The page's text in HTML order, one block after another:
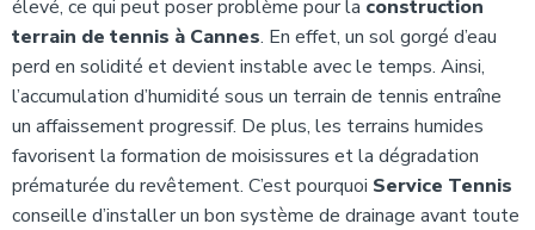
élevé, ce qui peut poser problème pour la construction
terrain de tennis à Cannes. En effet, un sol gorgé d’eau
perd en solidité et devient instable avec le temps. Ainsi,
l’accumulation d’humidité sous un terrain de tennis entraîne
un affaissement progressif. De plus, les terrains humides
favorisent la formation de moisissures et la dégradation
prématurée du revêtement. C’est pourquoi Service Tennis
conseille d’installer un bon système de drainage avant toute